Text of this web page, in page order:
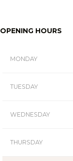
OPENING HOURS
MONDAY
TUESDAY
WEDNESDAY
THURSDAY